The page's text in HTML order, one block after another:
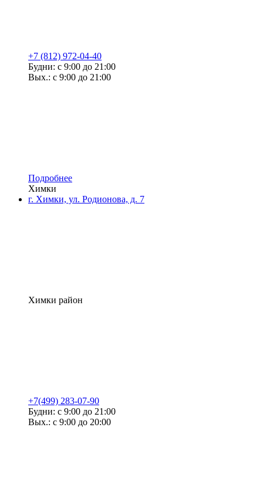
+7 (812) 972-04-40
Будни: с 9:00 до 21:00
Вых.: с 9:00 до 21:00
Подробнее
Химки
г. Химки, ул. Родионова, д. 7
Химки район
+7(499) 283-07-90
Будни: с 9:00 до 21:00
Вых.: с 9:00 до 20:00